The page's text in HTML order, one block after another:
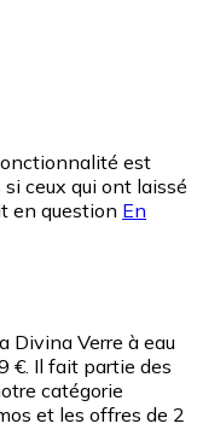
est
ceux qui ont laissé
en question En
Divina Verre à eau
€. Il fait partie des
catégorie
et les offres de 2